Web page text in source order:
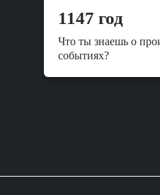
1147 год
Что ты знаешь о
событиях?